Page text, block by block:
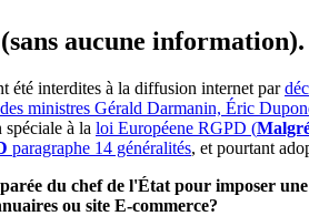
aucune information).
été interdites à la diffusion internet par
ministres Gérald Darmanin, Éric
spéciale à la loi Européene RGPD (
paragraphe 14 généralités, et pourtant
du chef de l'État pour imposer
ou site E-commerce?